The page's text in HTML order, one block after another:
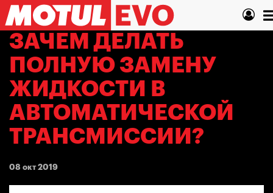
Перейти
основному
содержанию
ЗАЧЕМ ДЕЛАТЬ
ПОЛНУЮ ЗАМЕНУ
ЖИДКОСТИ В
АВТОМАТИЧЕСКОЙ
ТРАНСМИССИИ?
08 окт 2019